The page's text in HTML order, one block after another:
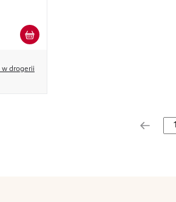
w drogerii